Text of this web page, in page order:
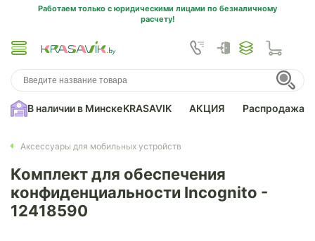
Работаем только с юридическими лицами по безналичному
расчету!
В наличии в МинскеKRASAVIK АКЦИЯ Распродажа
Аксессуары для мобильных устройств
Комплект для обеспечения
конфиденциальности Incognito -
12418590